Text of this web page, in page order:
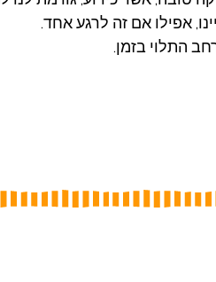
אפילו אם זה לרגע אחד.
התלוי בזמן.